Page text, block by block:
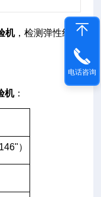
机，检测弹性织物
机：
）
电话咨询